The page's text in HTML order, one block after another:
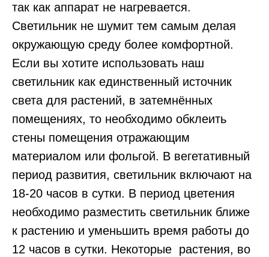
так как аппарат не нагревается.
Светильник не шумит тем самым делая
окружающую среду более комфортной.
Если вы хотите использовать наш
светильник как единственный источник
света для растений, в затемнённых
помещениях, то необходимо обклеить
стены помещения отражающим
материалом или фольгой. В вегетативный
период развития, светильник включают на
18-20 часов в сутки. В период цветения
необходимо разместить светильник ближе
к растению и уменьшить время работы до
12 часов в сутки. Некоторые растения, во